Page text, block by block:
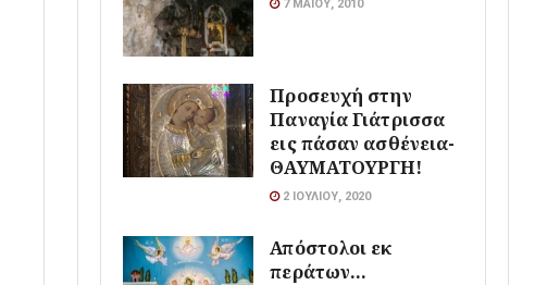
7 ΜΑΪ́ΟΥ, 2010
Προσευχή στην
Παναγία Γιάτρισσα
εις πάσαν ασθένεια-
ΘΑΥΜΑΤΟΥΡΓΗ!
2 ΙΟΥΛΊΟΥ, 2020
Απόστολοι εκ
περάτων…